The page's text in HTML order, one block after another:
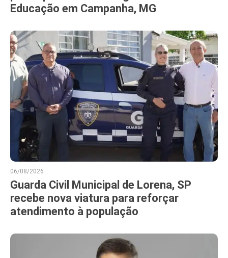
Educação em Campanha, MG
06/08/2026
Guarda Civil Municipal de Lorena, SP
recebe nova viatura para reforçar
atendimento à população